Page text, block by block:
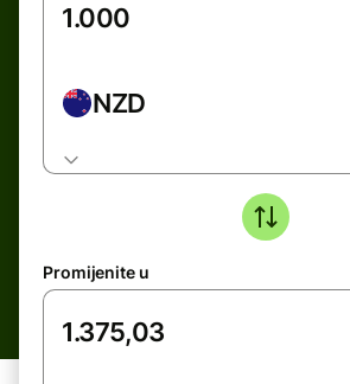
NZD
Promijenite u